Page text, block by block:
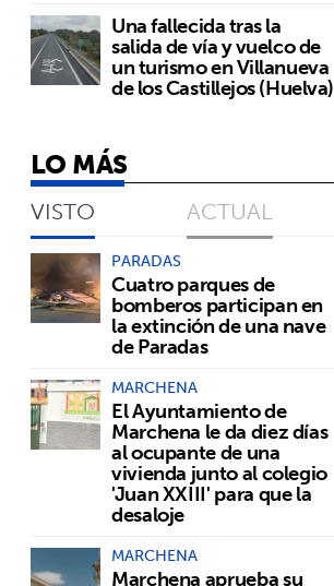
Una fallecida tras la
salida de vía y vuelco de
un turismo en Villanueva
de los Castillejos (Huelva)
LO MÁS
VISTO ACTUAL
PARADAS
Cuatro parques de
bomberos participan en
la extinción de una nave
de Paradas
MARCHENA
El Ayuntamiento de
Marchena le da diez días
al ocupante de una
vivienda junto al colegio
'Juan XXIII' para que la
desaloje
MARCHENA
Marchena aprueba su